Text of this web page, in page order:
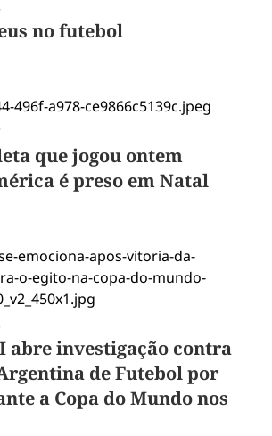
no futebol
que jogou ontem
é preso em Natal
abre investigação contra
de Futebol por
a Copa do Mundo nos